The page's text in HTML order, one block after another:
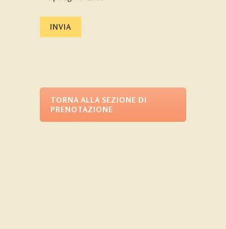
TORNA ALLA SEZIONE DI
PRENOTAZIONE